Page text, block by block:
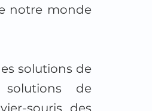
notre monde
solutions de
de
souris, des